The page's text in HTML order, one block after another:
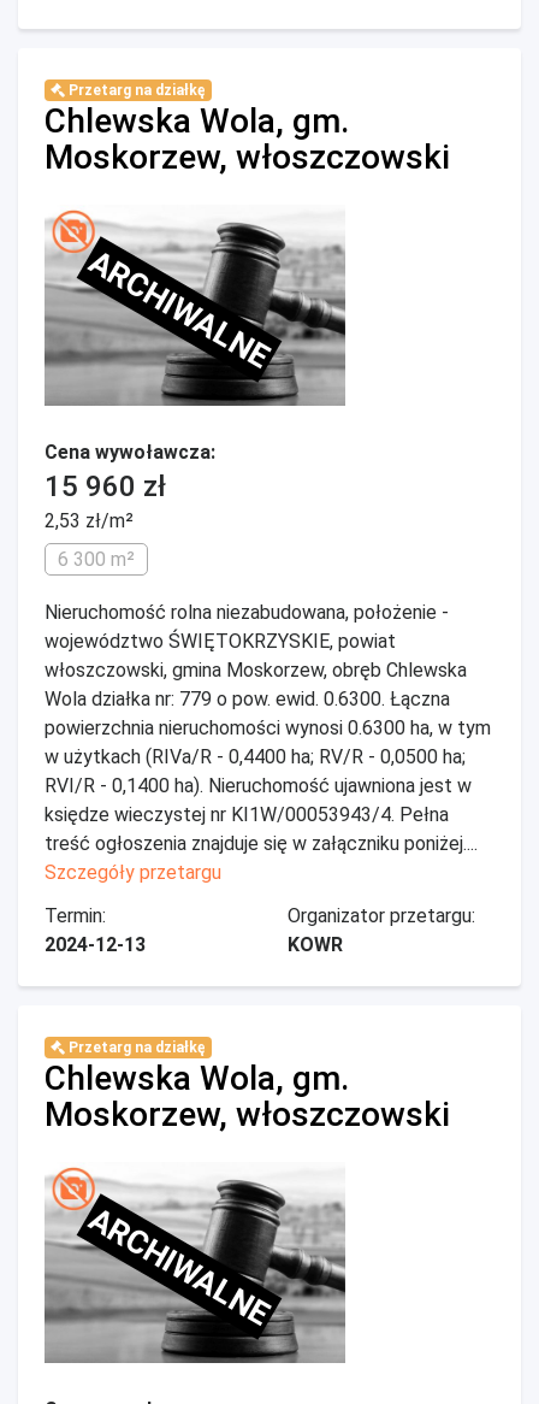
Przetarg na działkę
Chlewska Wola, gm.
Moskorzew, włoszczowski
ARCHIWALNE
Cena wywoławcza:
15 960 zł
2,53 zł/m²
6 300 m²
Nieruchomość rolna niezabudowana, położenie -
województwo ŚWIĘTOKRZYSKIE, powiat
włoszczowski, gmina Moskorzew, obręb Chlewska
Wola działka nr: 779 o pow. ewid. 0.6300. Łączna
powierzchnia nieruchomości wynosi 0.6300 ha, w tym
w użytkach (RIVa/R - 0,4400 ha; RV/R - 0,0500 ha;
RVI/R - 0,1400 ha). Nieruchomość ujawniona jest w
księdze wieczystej nr KI1W/00053943/4. Pełna
treść ogłoszenia znajduje się w załączniku poniżej....
Szczegóły przetargu
Termin:
2024-12-13
Organizator przetargu:
KOWR
Przetarg na działkę
Chlewska Wola, gm.
Moskorzew, włoszczowski
ARCHIWALNE